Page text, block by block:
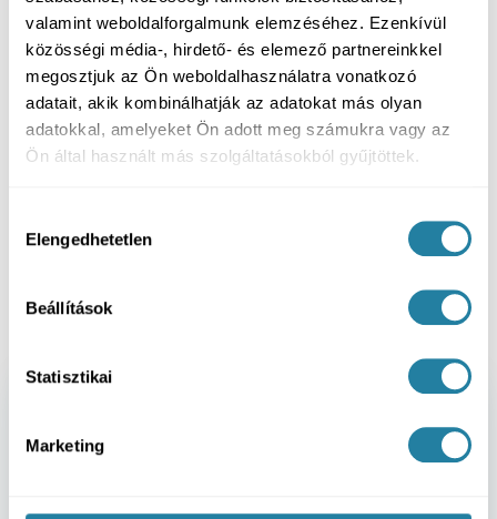
valamint weboldalforgalmunk elemzéséhez. Ezenkívül
közösségi média-, hirdető- és elemező partnereinkkel
megosztjuk az Ön weboldalhasználatra vonatkozó
adatait, akik kombinálhatják az adatokat más olyan
adatokkal, amelyeket Ön adott meg számukra vagy az
Ön által használt más szolgáltatásokból gyűjtöttek.
kiválasztása
Elengedhetetlen
Beállítások
Statisztikai
Marketing
Összefoglalás
A NeoArch / Full-Arch kezelés célja, hogy teljes
foghiány vagy menthetetlen fogazat esetén fix,
megoldás a legjobb választás-e, azt minden